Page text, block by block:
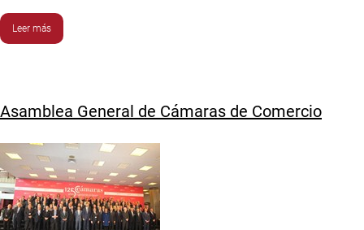
Leer más
Asamblea General de Cámaras de Comercio